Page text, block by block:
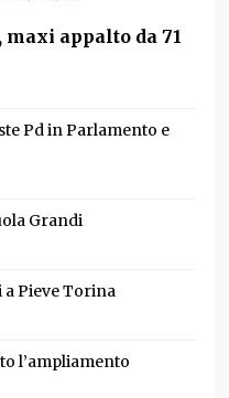
appalto da 71
Pd in Parlamento e
Grandi
Pieve Torina
l’ampliamento